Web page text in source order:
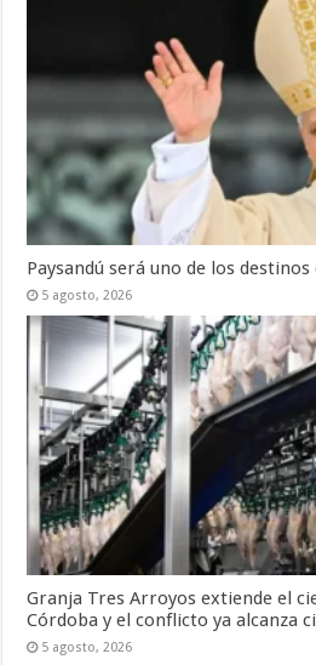
Paysandú será uno de los destinos
5 agosto, 2026
Granja Tres Arroyos extiende el
Córdoba y el conflicto ya alcanza
5 agosto, 2026